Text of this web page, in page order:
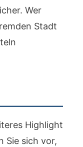
Wer
Stadt
Highlight
Sie sich vor,